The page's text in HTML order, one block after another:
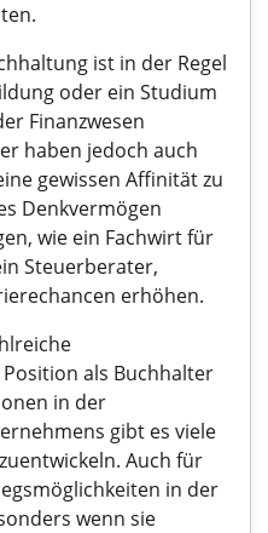
ist in der Regel
oder ein Studium
Finanzwesen
haben jedoch auch
gewissen Affinität zu
Denkvermögen
wie ein Fachwirt für
Steuerberater,
erhöhen.
als Buchhalter
in der
gibt es viele
Auch für
in der
wenn sie